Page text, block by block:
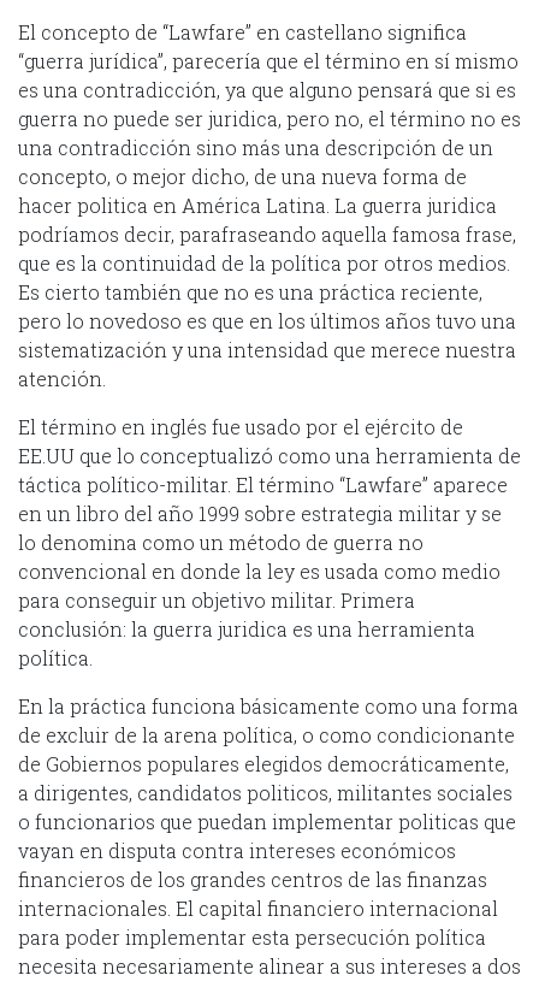
El concepto de “Lawfare” en castellano significa
“guerra jurídica”, parecería que el término en sí mismo
es una contradicción, ya que alguno pensará que si es
guerra no puede ser juridica, pero no, el término no es
una contradicción sino más una descripción de un
concepto, o mejor dicho, de una nueva forma de
hacer politica en América Latina. La guerra juridica
podríamos decir, parafraseando aquella famosa frase,
que es la continuidad de la política por otros medios.
Es cierto también que no es una práctica reciente,
pero lo novedoso es que en los últimos años tuvo una
sistematización y una intensidad que merece nuestra
atención.
El término en inglés fue usado por el ejército de
EE.UU que lo conceptualizó como una herramienta de
táctica político-militar. El término “Lawfare” aparece
en un libro del año 1999 sobre estrategia militar y se
lo denomina como un método de guerra no
convencional en donde la ley es usada como medio
para conseguir un objetivo militar. Primera
conclusión: la guerra juridica es una herramienta
política.
En la práctica funciona básicamente como una forma
de excluir de la arena política, o como condicionante
de Gobiernos populares elegidos democráticamente,
a dirigentes, candidatos politicos, militantes sociales
o funcionarios que puedan implementar politicas que
vayan en disputa contra intereses económicos
financieros de los grandes centros de las finanzas
internacionales. El capital financiero internacional
para poder implementar esta persecución política
necesita necesariamente alinear a sus intereses a dos